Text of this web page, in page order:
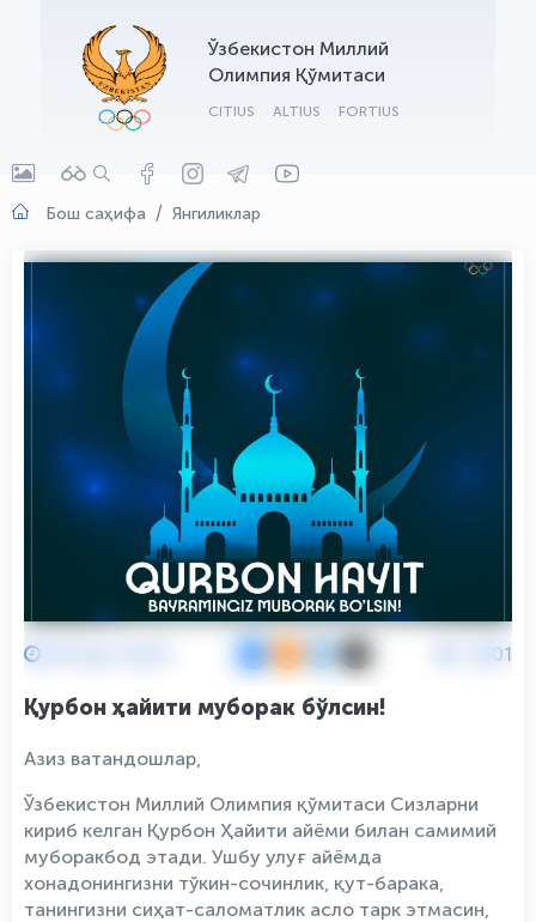
Ўзбекистон Миллий
Олимпия Қўмитаси
CITIUS ALTIUS FORTIUS
Бош саҳифа Янгиликлар
3601
Қурбон ҳайити муборак бўлсин!
Азиз ватандошлар,
Ўзбекистон Миллий Олимпия қўмитаси Сизларни
кириб келган Қурбон Ҳайити айёми билан самимий
муборакбод этади. Ушбу улуғ айёмда
хонадонингизни тўкин-сочинлик, қут-барака,
танингизни сиҳат-саломатлик асло тарк этмасин,
OLYMPCHIK AI - yordamchi
Онлайн · olympic.uz